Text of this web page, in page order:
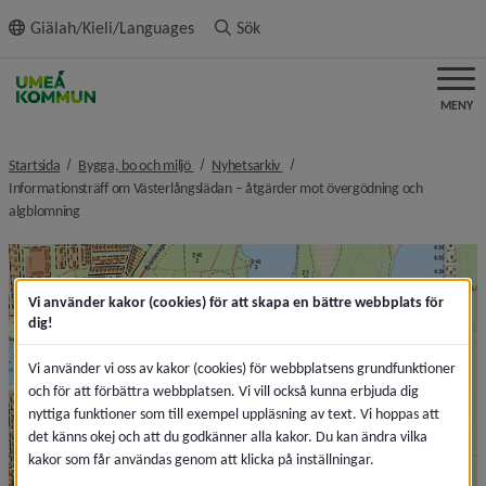
innehållet
Giälah/Kieli/Languages Sök
MENY
Startsida Bygga, bo och miljö nivå i brödsmulenavigeringen
Nyhetsarkiv nivå i brödsmulenavigeringen
Informationsträff om Västerlångslädan – åtgärder mot övergödning och
algblomningnivå i brödsmulenavigeringen
Vi använder kakor (cookies) för att skapa en bättre webbplats för
dig!
Vi använder vi oss av kakor (cookies) för webbplatsens grundfunktioner
och för att förbättra webbplatsen. Vi vill också kunna erbjuda dig
nyttiga funktioner som till exempel uppläsning av text. Vi hoppas att
det känns okej och att du godkänner alla kakor. Du kan ändra vilka
kakor som får användas genom att klicka på inställningar.